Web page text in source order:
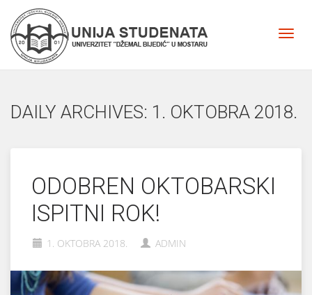
DAILY ARCHIVES: 1. OKTOBRA 2018.
ODOBREN OKTOBARSKI
ISPITNI ROK!
1. OKTOBRA 2018. ADMIN